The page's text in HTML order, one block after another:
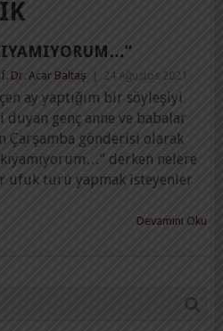
Dr. Acar Baltaş 24 Ağustos 2021
ay yaptığım bir söyleşiyi
duyan genç anne ve babalar
Çarşamba gönderisi olarak
derken nelere
ufuk turu yapmak isteyenler
Devamını Oku